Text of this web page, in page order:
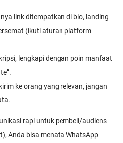
link ditempatkan di bio, landing
(ikuti aturan platform
lengkapi dengan poin manfaat
kirim ke orang yang relevan, jangan
rapi untuk pembeli/audiens
Anda bisa menata WhatsApp